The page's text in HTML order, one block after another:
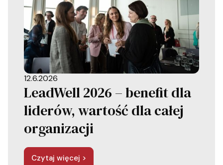
12.6.2026
LeadWell 2026 – benefit dla
liderów, wartość dla całej
organizacji
Czytaj więcej >